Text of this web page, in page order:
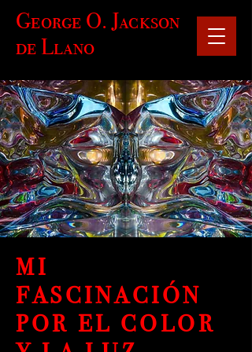
George O. Jackson
de Llano
MI
FASCINACIÓN
POR EL COLOR